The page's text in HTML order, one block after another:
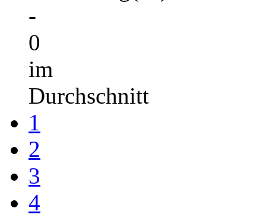
-
0
im
Durchschnitt
1
2
3
4